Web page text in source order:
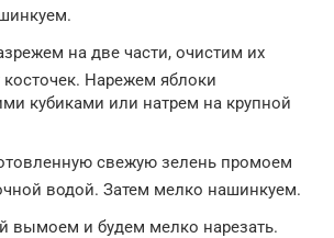
на две части, очистим их
косточек. Нарежем яблоки
кубиками или натрем на крупной
свежую зелень промоем
водой. Затем мелко нашинкуем.
вымоем и будем мелко нарезать.